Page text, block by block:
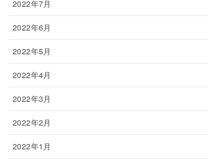
2022年7月
2022年6月
2022年5月
2022年4月
2022年3月
2022年2月
2022年1月